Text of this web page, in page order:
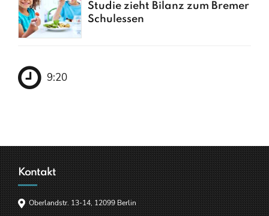
Studie zieht Bilanz zum Bremer
Schulessen
9:20
Kontakt
Oberlandstr. 13-14, 12099 Berlin